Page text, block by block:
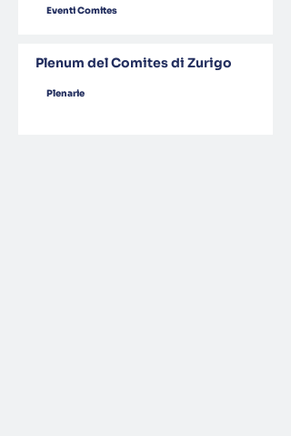
Eventi Comites
Plenum del Comites di Zurigo
Plenarie